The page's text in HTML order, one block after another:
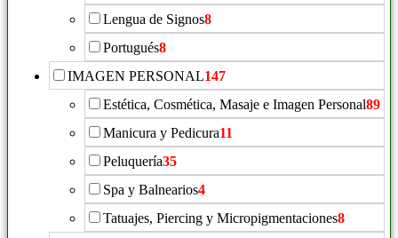
Lengua de Signos8
Portugués8
IMAGEN PERSONAL147
Estética, Cosmética, Masaje e Imagen Personal89
Manicura y Pedicura11
Peluquería35
Spa y Balnearios4
Tatuajes, Piercing y Micropigmentaciones8